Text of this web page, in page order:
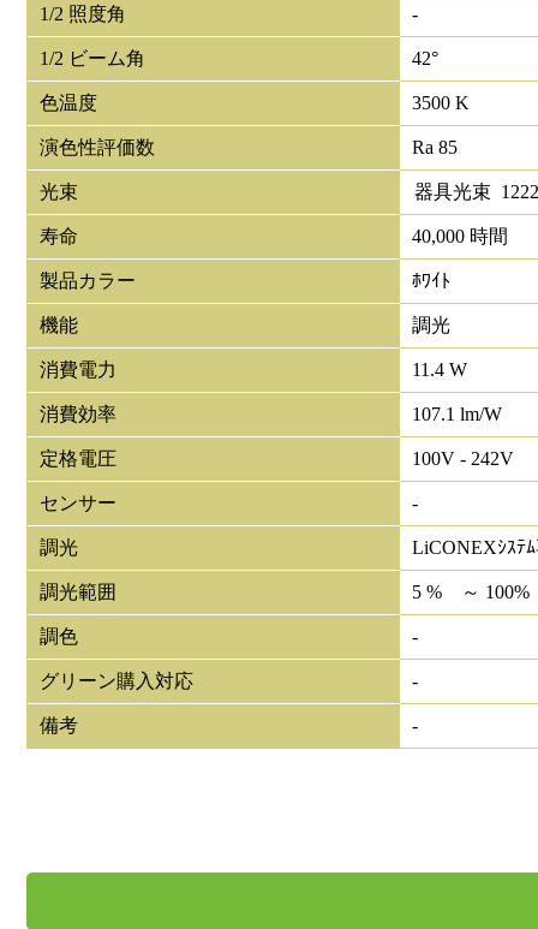
1/2 照度角 -
1/2 ビーム角 42°
色温度 3500 K
演色性評価数 Ra 85
光束 器具光束
寿命 40,000 時間
製品カラー ﾎﾜｲﾄ
機能 調光
消費電力 11.4 W
消費効率 107.1 lm/W
定格電圧 100V - 242V
センサー -
調光 LiCONEXｼｽﾃ
調光範囲 5 % ～ 100%
調色 -
グリーン購入対応 -
備考 -